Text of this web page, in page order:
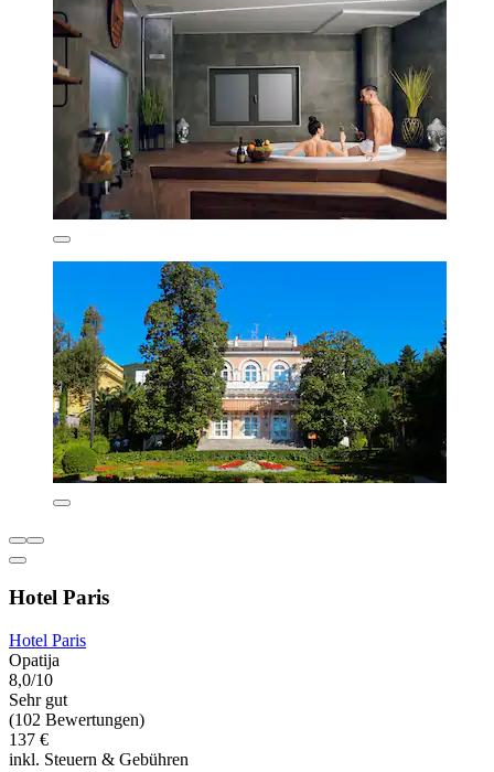
Hotel Paris
Hotel Paris
Opatija
8,0/10
Sehr gut
(102 Bewertungen)
137 €
inkl. Steuern & Gebühren